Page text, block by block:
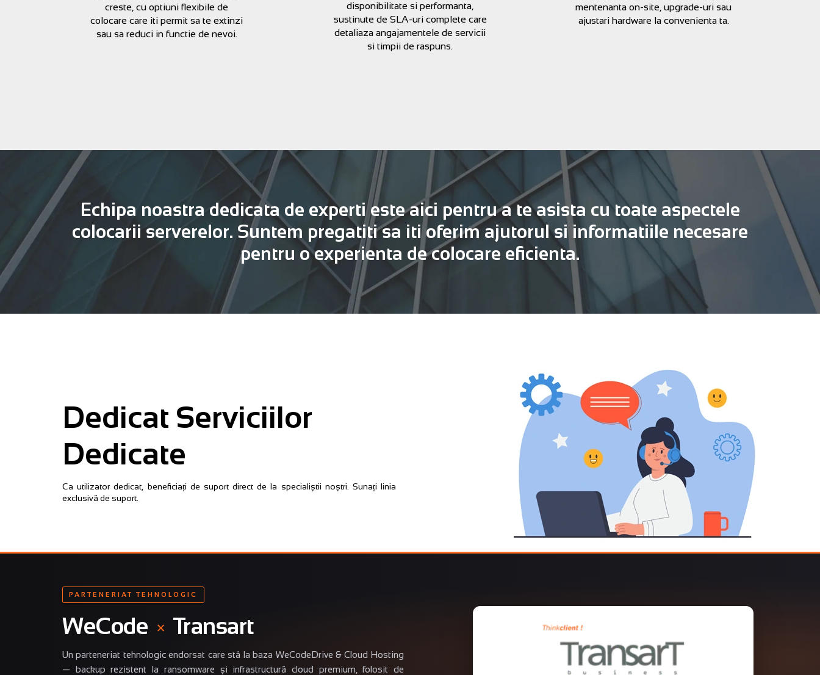
creste, cu optiuni flexibile de
colocare care iti permit sa te extinzi
sau sa reduci in functie de nevoi.
disponibilitate si performanta,
sustinute de SLA-uri complete care
detaliaza angajamentele de servicii
si timpii de raspuns.
mentenanta on-site, upgrade-uri sau
ajustari hardware la convenienta ta.
Echipa noastra dedicata de experti este aici pentru a te asista cu toate aspectele
colocarii serverelor. Suntem pregatiti sa iti oferim ajutorul si informatiile necesare
pentru o experienta de colocare eficienta.
Dedicat Serviciilor
Dedicate
Ca utilizator dedicat, beneficiați de suport direct de la specialiștii noștri. Sunați linia
exclusivă de suport.
PARTENERIAT TEHNOLOGIC
WeCode × Transart
Un parteneriat tehnologic endorsat care stă la baza WeCodeDrive & Cloud Hosting
— backup rezistent la ransomware și infrastructură cloud premium, folosit de